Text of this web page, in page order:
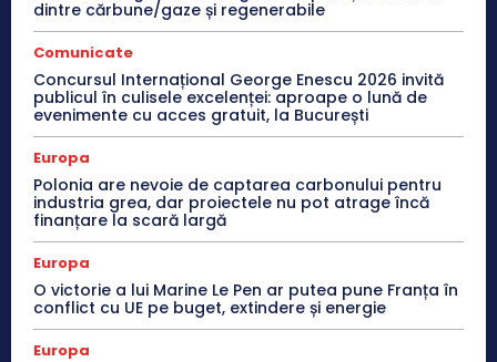
dintre cărbune/gaze și regenerabile
Comunicate
Concursul Internațional George Enescu 2026 invită
publicul în culisele excelenței: aproape o lună de
evenimente cu acces gratuit, la București
Europa
Polonia are nevoie de captarea carbonului pentru
industria grea, dar proiectele nu pot atrage încă
finanțare la scară largă
Europa
O victorie a lui Marine Le Pen ar putea pune Franța în
conflict cu UE pe buget, extindere și energie
Europa